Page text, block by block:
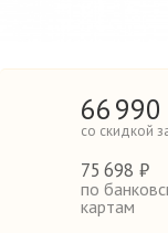
66990
со скидкой
75 698 ₽
по
картам